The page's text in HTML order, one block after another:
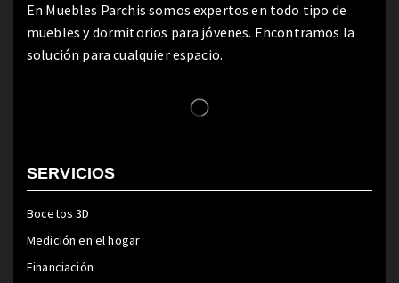
En Muebles Parchis somos expertos en todo tipo de
muebles y dormitorios para jóvenes. Encontramos la
solución para cualquier espacio.
SERVICIOS
Bocetos 3D
Medición en el hogar
Financiación